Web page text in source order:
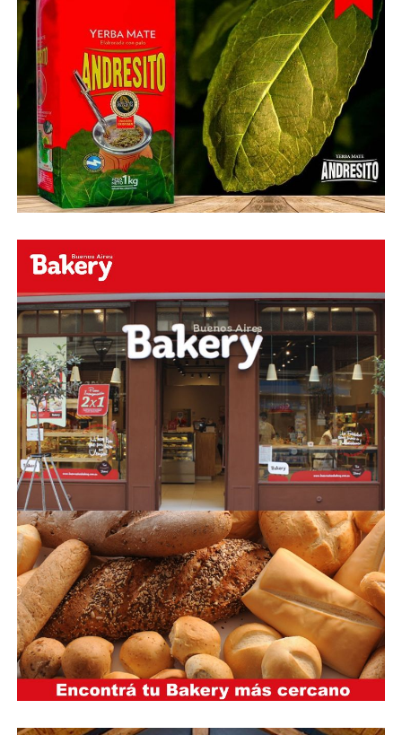
O ingresa
de nuestras redes sociales Te
esperamos en el portal de la #radio con la mejor
información y la mejor #música…
#Folklore #tango
#Rock #Nacional,
#RockInternacional,
#RockandRoll, #Noticias y la mejor #Música
Te
esperamos
Faceboock: H2O Radio
Onlinehttps://www.facebook.com/h2oradioonline